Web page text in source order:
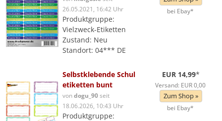
26.05.2021, 16:42 Uhr
Produktgruppe:
Vielzweck-Etiketten
Zustand: Neu
Standort: 04*** DE
bei Ebay*
Selbstklebende Schul
etiketten bunt
vondogu_90seit
18.06.2026, 10:43 Uhr
Produktgruppe:
EUR 14,99*
Versand: EUR 0,00
Zum Shop »
bei Ebay*